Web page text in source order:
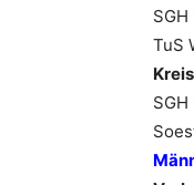
TuS